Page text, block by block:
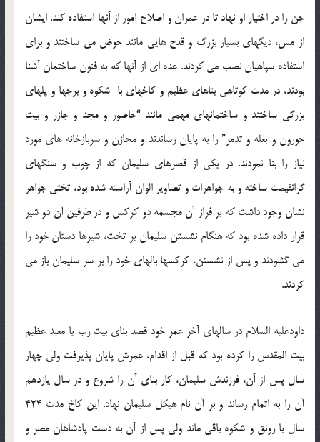
جن را در اختیار او نهاد تا در عمران و اصلاح امور از آنها استفاده كند. ایشان
از مس، دیگهای بسیار بزرگ و قدح هایی مانند حوض می ساختند و برای
استفاده سپاهیان نصب می كردند. عده ای از آنها كه به فنون ساختمان آشنا
بودند، در مدت كوتاهی بناهای عظیم و كاخهای با شكوه و برجها و پلهای
بزرگی ساختند و ساختمانهای مهمی مانند “حاصور و مجد و جازر و بیت
حورون و بعله و تدمر” را به پایان رساندند و مخازن و سربازخانه های مورد
نیاز را بنا نمودند. در یكی از قصرهای سلیمان كه از چوب و سنگهای
گرانقیمت ساخته و به جواهرات و تصاویر الوان آراسته شده بود، تختی جواهر
نشان وجود داشت كه بر فراز آن مجسمه دو كركس و در طرفین آن دو شیر
قرار داده شده بود كه هنگام نشستن سلیمان بر تخت، شیرها دستان خود را
می گشودند و پس از نشستن، كركسها بالهای خود را بر سر سلیمان باز می
كردند.
داودعلیه السلام در سالهای آخر عمر خود قصد بنای بیت رب یا معبد عظیم
بیت المقدس را كرده بود كه قبل از اقدام، عمرش پایان پذیرفت ولی چهار
سال پس از آن، فرزندش سلیمان، كار بنای آن را شروع و در سال یازدهم
آن را به اتمام رساند و بر آن نام هیكل سلیمان نهاد. این كاخ مدت 424
سال با رونق و شكوه باقی ماند ولی پس از آن به دست پادشاهان مصر و